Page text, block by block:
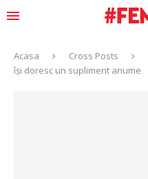
Acasa Cross Posts
își doresc un supliment anume